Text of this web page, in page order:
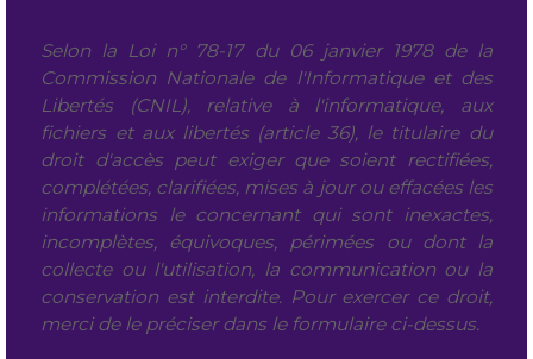
Selon la Loi n° 78-17 du 06 janvier 1978 de la
Commission Nationale de l'Informatique et des
Libertés (CNIL), relative à l'informatique, aux
fichiers et aux libertés (article 36), le titulaire du
droit d'accès peut exiger que soient rectifiées,
complétées, clarifiées, mises à jour ou effacées les
informations le concernant qui sont inexactes,
incomplètes, équivoques, périmées ou dont la
collecte ou l'utilisation, la communication ou la
conservation est interdite. Pour exercer ce droit,
merci de le préciser dans le formulaire ci-dessus.